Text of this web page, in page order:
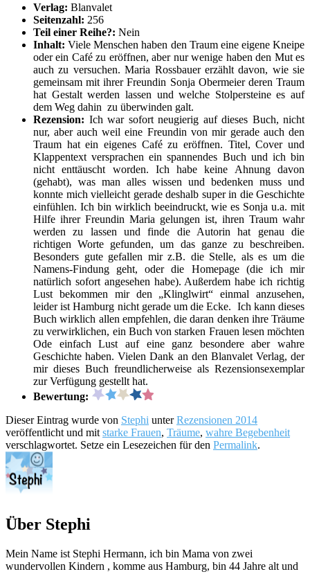
Verlag: Blanvalet
Seitenzahl: 256
Teil einer Reihe?: Nein
Inhalt:Viele Menschen haben den Traum eine eigene Kneipe
oder ein Café zu eröffnen, aber nur wenige haben den Mut es
auch zu versuchen. Maria Rossbauer erzählt davon, wie sie
gemeinsam mit ihrer Freundin Sonja Obermeier deren Traum
hat Gestalt werden lassen und welche Stolpersteine es auf
dem Weg dahin zu überwinden galt.
Rezension: Ich war sofort neugierig auf dieses Buch, nicht
nur, aber auch weil eine Freundin von mir gerade auch den
Traum hat ein eigenes Café zu eröffnen. Titel, Cover und
Klappentext versprachen ein spannendes Buch und ich bin
nicht enttäuscht worden. Ich habe keine Ahnung davon
(gehabt), was man alles wissen und bedenken muss und
konnte mich vielleicht gerade deshalb super in die Geschichte
einfühlen. Ich bin wirklich beeindruckt, wie es Sonja u.a. mit
Hilfe ihrer Freundin Maria gelungen ist, ihren Traum wahr
werden zu lassen und finde die Autorin hat genau die
richtigen Worte gefunden, um das ganze zu beschreiben.
Besonders gute gefallen mir z.B. die Stelle, als es um die
Namens-Findung geht, oder die Homepage (die ich mir
natürlich sofort angesehen habe). Außerdem habe ich richtig
Lust bekommen mir den „Klinglwirt“ einmal anzusehen,
leider ist Hamburg nicht gerade um die Ecke. Ich kann dieses
Buch wirklich allen empfehlen, die daran denken ihre Träume
zu verwirklichen, ein Buch von starken Frauen lesen möchten
Ode einfach Lust auf eine ganz besondere aber wahre
Geschichte haben. Vielen Dank an den Blanvalet Verlag, der
mir dieses Buch freundlicherweise als Rezensionsexemplar
zur Verfügung gestellt hat.
Bewertung:
Dieser Eintrag wurde von Stephi unterRezensionen 2014
veröffentlicht und mit starke Frauen, Träume, wahre Begebenheit
verschlagwortet. Setze ein Lesezeichen für den Permalink.
Über Stephi
Mein Name ist Stephi Hermann, ich bin Mama von zwei
wundervollen Kindern , komme aus Hamburg, bin 44 Jahre alt und